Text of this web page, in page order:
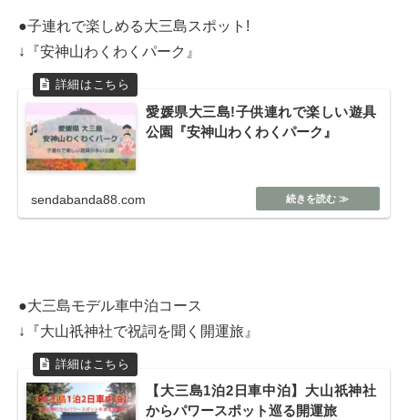
●子連れで楽しめる大三島スポット!
↓『安神山わくわくパーク』
愛媛県大三島!子供連れで楽しい遊具
公園『安神山わくわくパーク』
sendabanda88.com
●大三島モデル車中泊コース
↓『大山祇神社で祝詞を聞く開運旅』
【大三島1泊2日車中泊】大山祇神社
からパワースポット巡る開運旅